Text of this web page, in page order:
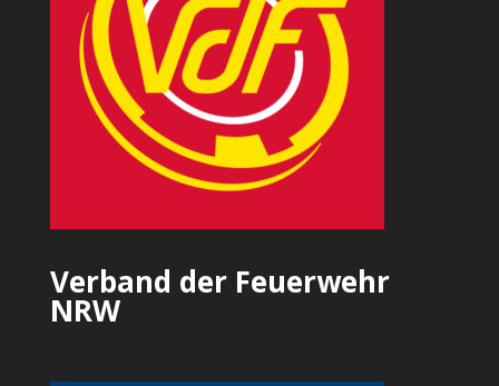
Verband der Feuerwehr
NRW